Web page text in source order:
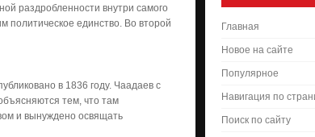
раздробленности внутри самого
политическое единство. Во второй
в 1836 году. Чаадаев с
тем, что там
и вынуждено освящать
Главная
Новое на сайте
Популярное
Навигация по
Поиск по сайту